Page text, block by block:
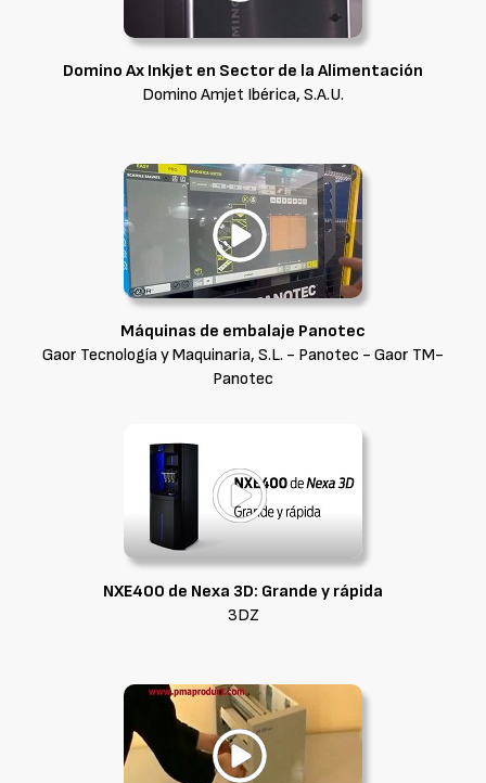
Domino Ax Inkjet en Sector de la Alimentación
Domino Amjet Ibérica, S.A.U.
Máquinas de embalaje Panotec
Gaor Tecnología y Maquinaria, S.L. - Panotec - Gaor TM-
Panotec
NXE400 de Nexa 3D: Grande y rápida
3DZ